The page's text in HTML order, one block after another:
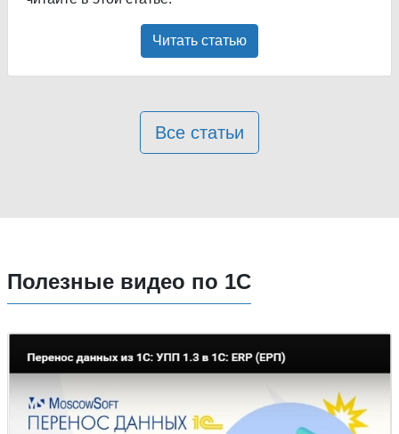
Читать статью
Все статьи
Полезные видео по 1С